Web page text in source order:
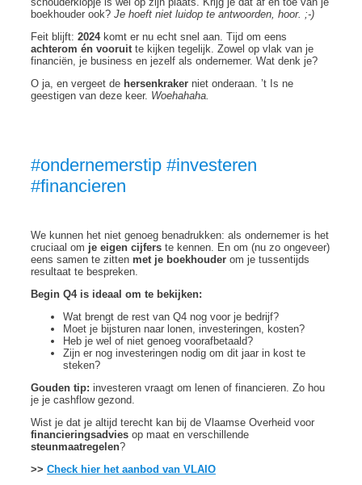
boekhouder ook? Je hoeft niet luidop te antwoorden, hoor. ;-)
Feit blijft: 2024komt er nu echt snel aan. Tijd om eens
achterom én vooruitte kijken tegelijk. Zowel op vlak van je
financiën, je business en jezelf als ondernemer. Wat denk je?
O ja, en vergeet de hersenkraker niet onderaan. ’t Is ne
geestigen van deze keer. Woehahaha.
#ondernemerstip #investeren
#financieren
We kunnen het niet genoeg benadrukken: als ondernemer is het
cruciaal om je eigen cijfers te kennen. En om (nu zo ongeveer)
eens samen te zitten met je boekhouder om je tussentijds
resultaat te bespreken.
Begin Q4 is ideaal om te bekijken:
Wat brengt de rest van Q4 nog voor je bedrijf?
Moet je bijsturen naar lonen, investeringen, kosten?
Heb je wel of niet genoeg voorafbetaald?
Zijn er nog investeringen nodig om dit jaar in kost te
steken?
Gouden tip: investeren vraagt om lenen of financieren. Zo hou
je je cashflow gezond.
Wist je dat je altijd terecht kan bij de Vlaamse Overheid voor
financieringsadvies op maat en verschillende
steunmaatregelen?
>> Check hier het aanbod van VLAIO